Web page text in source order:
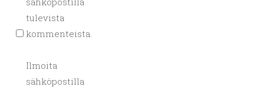
tulevista
kommenteista.
Ilmoita
sähköpostilla